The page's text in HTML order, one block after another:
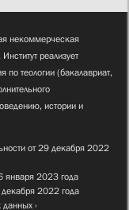
некоммерческая
реализует
теологии (бакалавриат,
истории и
от 29 декабря 2022
января 2023 года
2022 года
данных